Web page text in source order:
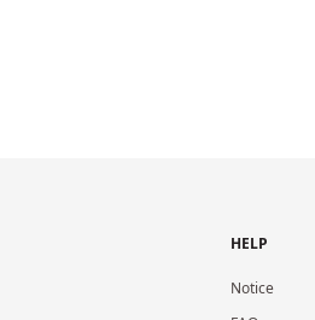
HELP
Notice